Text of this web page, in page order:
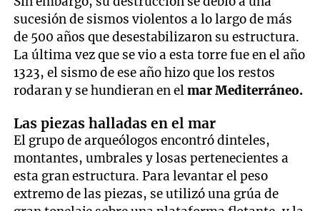
sucesión de sismos violentos a lo largo de más
de 500 años que desestabilizaron su estructura.
La última vez que se vio a esta torre fue en el año
1323, el sismo de ese año hizo que los restos
rodaran y se hundieran en elmar Mediterráneo.
Las piezas halladas en el mar
El grupo de arqueólogos encontró dinteles,
montantes, umbrales y losas pertenecientes a
esta gran estructura. Para levantar el peso
extremo de las piezas, se utilizó una grúa de